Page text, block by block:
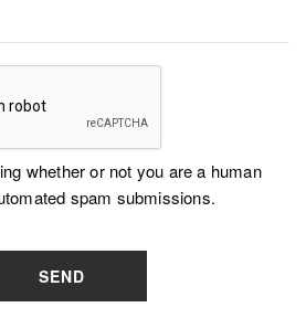
whether or not you are a human
spam submissions.
SEND